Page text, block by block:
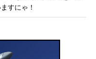
すにゃ！